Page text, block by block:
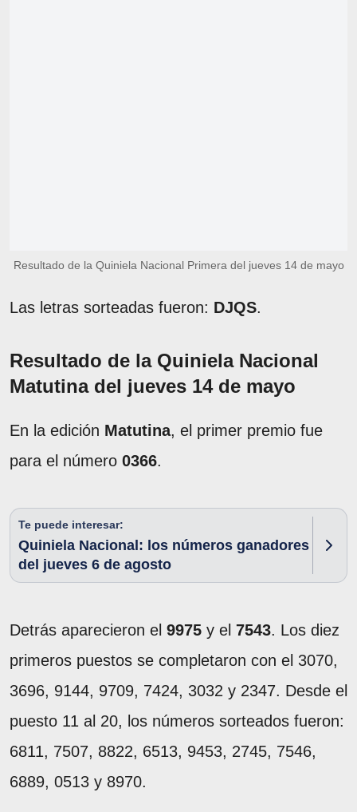
Resultado de la Quiniela Nacional Primera del jueves 14 de mayo
Las letras sorteadas fueron: DJQS.
Resultado de la Quiniela Nacional
Matutina del jueves 14 de mayo
En la edición Matutina, el primer premio fue
para el número 0366.
Te puede interesar:
Quiniela Nacional: los números ganadores
del jueves 6 de agosto
Detrás aparecieron el 9975 y el 7543. Los diez
primeros puestos se completaron con el 3070,
3696, 9144, 9709, 7424, 3032 y 2347. Desde el
puesto 11 al 20, los números sorteados fueron:
6811, 7507, 8822, 6513, 9453, 2745, 7546,
6889, 0513 y 8970.